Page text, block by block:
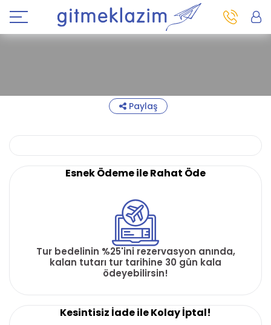
Paylaş
Esnek Ödeme ile Rahat Öde
Tur bedelinin %25'ini rezervasyon anında,
kalan tutarı tur tarihine 30 gün kala
ödeyebilirsin!
Kesintisiz İade ile Kolay İptal!